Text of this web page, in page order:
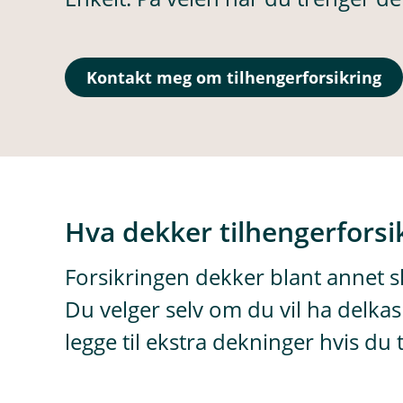
Kontakt meg om tilhengerforsikring
Hva dekker
Forsikringen dekker blant annet
Du velger selv om du vil ha
legge til ekstra dekninger hvis du